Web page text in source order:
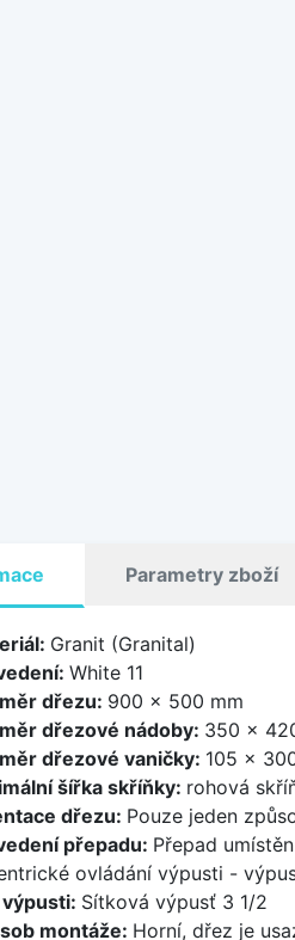
Parametry zboží
Granit (Granital)
White 11
dřezu: 900 x 500 mm
dřezové nádoby: 350 x
dřezové vaničky: 105 x
šířka skříňky: rohová
dřezu: Pouze jeden
přepadu: Přepad
ovládání výpusti -
Sítková výpusť 3 1/2
montáže: Horní, dřez je